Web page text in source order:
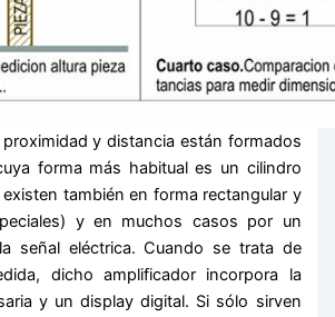
y distancia están formados
forma más habitual es un cilindro
también en forma rectangular y
y en muchos casos por un
señal eléctrica. Cuando se trata de
dicho amplificador incorpora la
y un display digital. Si sólo sirven